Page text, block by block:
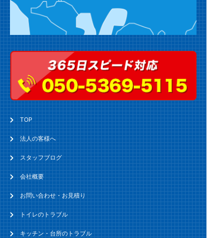
TOP
法人の客様へ
スタッフブログ
会社概要
お問い合わせ・お見積り
トイレのトラブル
キッチン・台所のトラブル